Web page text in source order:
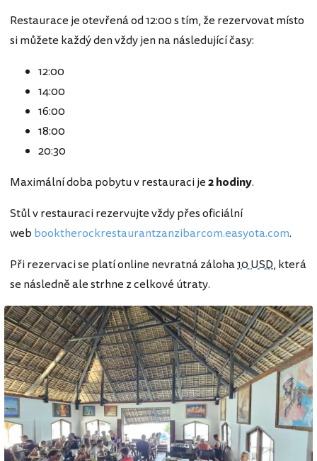
Restaurace je otevřená od 12:00 s tím, že rezervovat místo
si můžete každý den vždy jen na následující časy:
12:00
14:00
16:00
18:00
20:30
Maximální doba pobytu v restauraci je2 hodiny.
Stůl v restauraci rezervujte vždy přes oficiální
web booktherockrestaurantzanzibarcom.easyota.com.
Při rezervaci se platí online nevratná záloha10 USD, která
se následně ale strhne z celkové útraty.